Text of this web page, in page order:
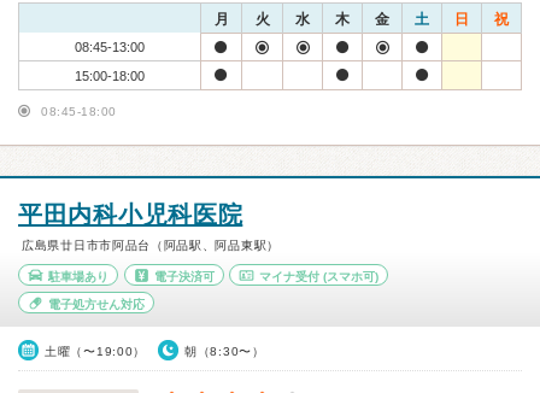
月 火 水 木 金 土 日 祝
08:45-13:00
15:00-18:00
08:45-18:00
平田内科小児科医院
広島県廿日市市阿品台（阿品駅、阿品東駅）
駐車場あり 電子決済可 マイナ受付 (スマホ可)
電子処方せん対応
土曜（〜19:00） 朝（8:30〜）